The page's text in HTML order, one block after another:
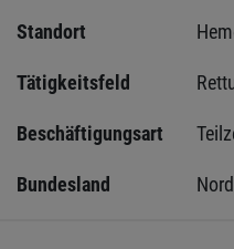
Standort
Tätigkeitsfeld
Beschäftigungsart
Bundesland